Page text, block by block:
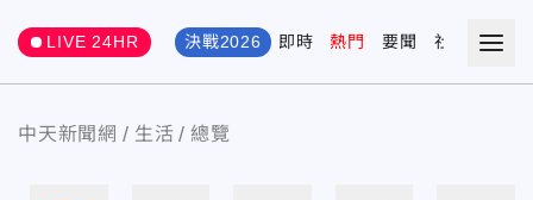
LIVE 24HR 決戰2026 即時 熱門 要聞 社會 娛樂
中天新聞網 生活 總覽